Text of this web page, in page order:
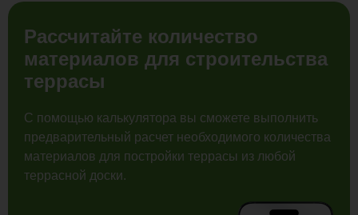
Рассчитайте количество
материалов для строительства
террасы
С помощью калькулятора вы сможете выполнить
предварительный расчет необходимого количества
материалов для постройки террасы из любой
террасной доски.